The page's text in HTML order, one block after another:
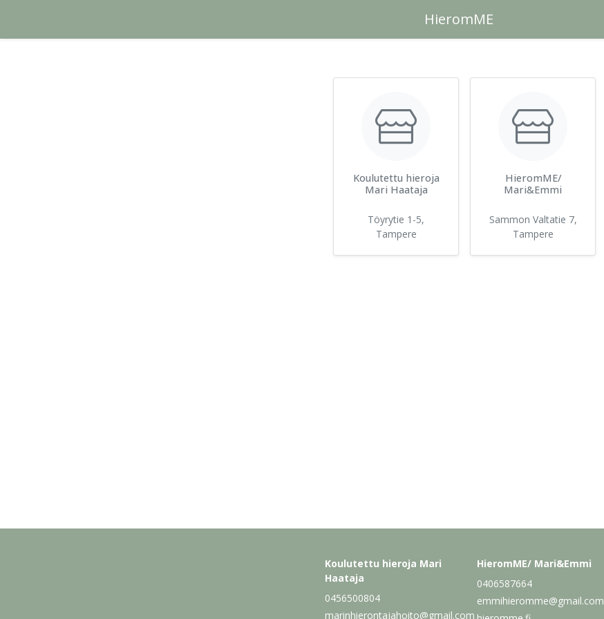
HieromME
Koulutettu hieroja
Mari Haataja
Töyrytie 1-5,
Tampere
HieromME/
Mari&Emmi
Sammon Valtatie 7,
Tampere
Koulutettu hieroja Mari
Haataja
0456500804
marinhierontajahoito@gmail.com
HieromME/ Mari&Emmi
0406587664
emmihieromme@gmail.com